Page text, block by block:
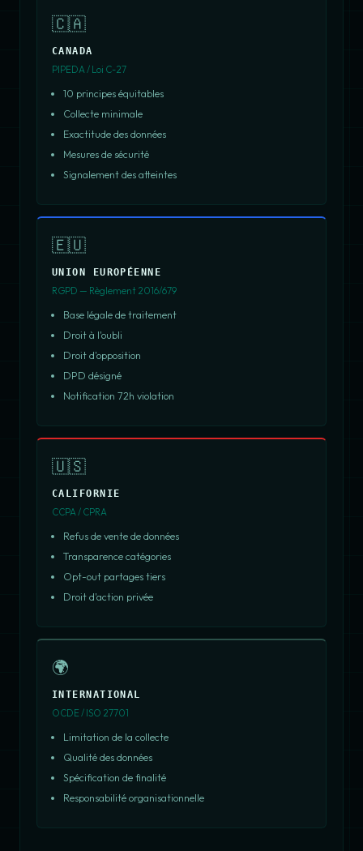
🇨🇦
CANADA
PIPEDA / Loi C-27
10 principes équitables
Collecte minimale
Exactitude des données
Mesures de sécurité
Signalement des atteintes
🇪🇺
UNION EUROPÉENNE
RGPD — Règlement 2016/679
Base légale de traitement
Droit à l'oubli
Droit d'opposition
DPD désigné
Notification 72h violation
🇺🇸
CALIFORNIE
CCPA / CPRA
Refus de vente de données
Transparence catégories
Opt-out partages tiers
Droit d'action privée
🌍
INTERNATIONAL
OCDE / ISO 27701
Limitation de la collecte
Qualité des données
Spécification de finalité
Responsabilité organisationnelle